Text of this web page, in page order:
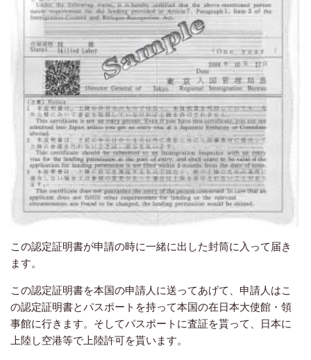
この認定証明書が申請の時に一緒に出した封筒に入って届き
ます。
この認定証明書を本国の申請人に送ってあげて、申請人はこ
の認定証明書とパスポートを持って本国の在日本大使館・領
事館に行きます。そしてパスポートに査証を貰って、日本に
上陸し空港等で上陸許可を貰います。